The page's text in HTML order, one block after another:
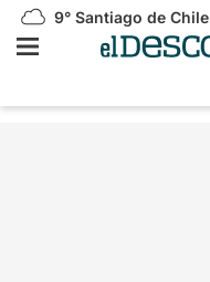
9° Santiago de Chile